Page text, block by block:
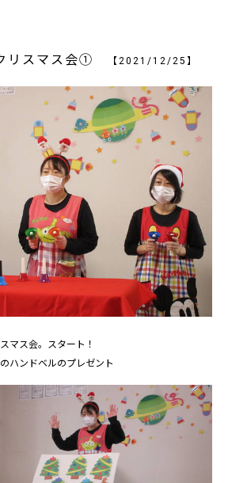
リスマス会① 【2021/12/25】
マス会。スタート！
ハンドベルのプレゼント